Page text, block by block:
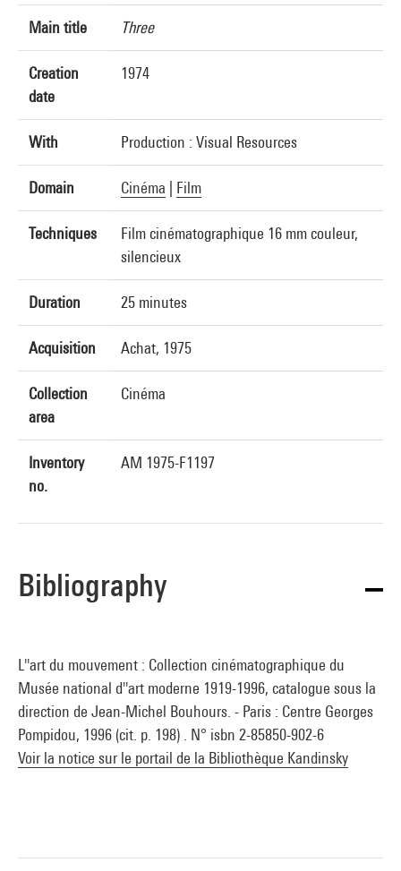
Main title Three
Creation
date
1974
With Production : Visual Resources
Domain Cinéma Film
Techniques
Film cinématographique 16 mm couleur,
silencieux
Duration 25 minutes
Acquisition Achat, 1975
Collection
area
Cinéma
Inventory
no.
AM 1975-F1197
Bibliography
L''art du mouvement : Collection cinématographique du
Musée national d''art moderne 1919-1996, catalogue sous la
direction de Jean-Michel Bouhours. - Paris : Centre Georges
Pompidou, 1996 (cit. p. 198) . N° isbn 2-85850-902-6
Voir la notice sur le portail de la Bibliothèque Kandinsky